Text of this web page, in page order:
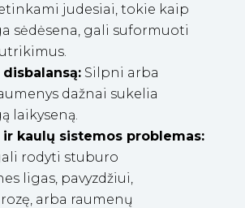
judesiai, tokie kaip
sėdėsena, gali suformuoti
Silpni arba
dažnai sukelia
laikyseną.
ir kaulų sistemos problemas:
rodyti stuburo
ligas, pavyzdžiui,
arba raumenų